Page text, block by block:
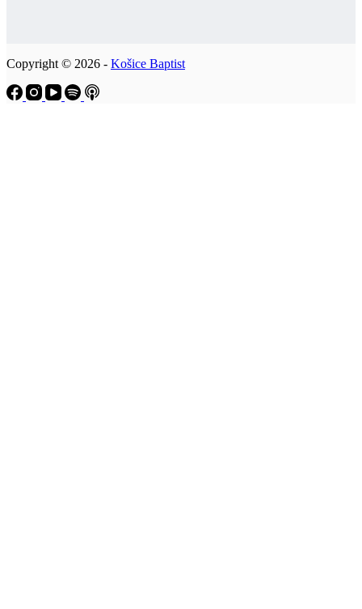
Copyright © 2026 - Košice Baptist